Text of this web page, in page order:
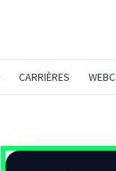
CARRIÈRES